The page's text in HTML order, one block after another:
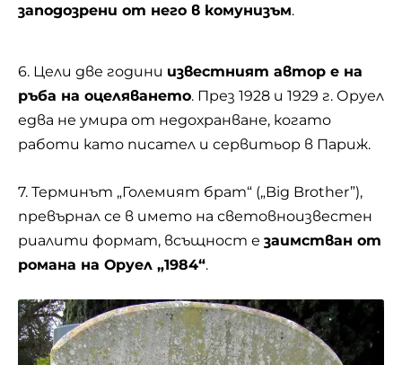
заподозрени от него в комунизъм.
6. Цели две години известният автор е на
ръба на оцеляването. През 1928 и 1929 г. Оруел
едва не умира от недохранване, когато
работи като писател и сервитьор в Париж.
7. Терминът „Големият брат“ („Big Brother”),
превърнал се в името на световноизвестен
риалити формат, всъщност е заимстван от
романа на Оруел „1984“.